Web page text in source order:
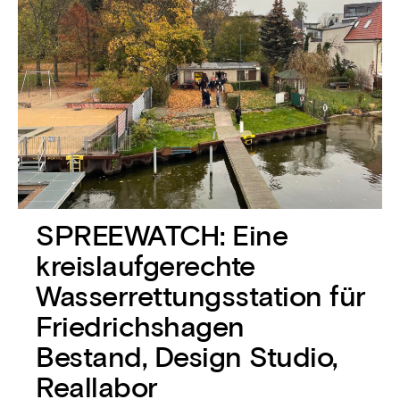
SPREEWATCH: Eine
kreislaufgerechte
Wasserrettungsstation für
Friedrichshagen
Bestand, Design Studio,
Reallabor